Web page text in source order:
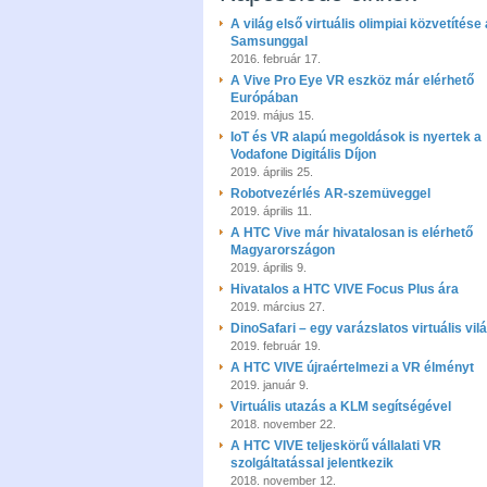
A világ első virtuális olimpiai közvetítése
Samsunggal
2016. február 17.
A Vive Pro Eye VR eszköz már elérhető
Európában
2019. május 15.
IoT és VR alapú megoldások is nyertek a
Vodafone Digitális Díjon
2019. április 25.
Robotvezérlés AR-szemüveggel
2019. április 11.
A HTC Vive már hivatalosan is elérhető
Magyarországon
2019. április 9.
Hivatalos a HTC VIVE Focus Plus ára
2019. március 27.
DinoSafari – egy varázslatos virtuális
2019. február 19.
A HTC VIVE újraértelmezi a VR élményt
2019. január 9.
Virtuális utazás a KLM segítségével
2018. november 22.
A HTC VIVE teljeskörű vállalati VR
szolgáltatással jelentkezik
2018. november 12.